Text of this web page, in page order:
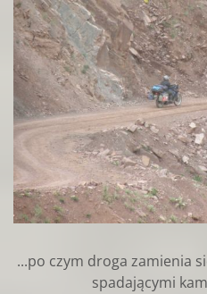
...po czym droga zamienia
spadającymi